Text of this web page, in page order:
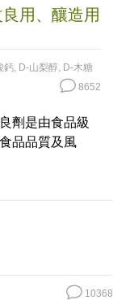
用、釀造用
鈣, D-山梨醇, D-木糖
8652
劑是由食品級
品品質及風
10368